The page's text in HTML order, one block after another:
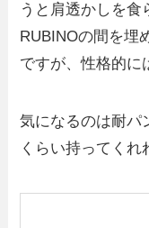
うと肩透かしを食
RUBINOの間を埋
ですが、性格的に
気になるのは耐パ
くらい持ってくれ